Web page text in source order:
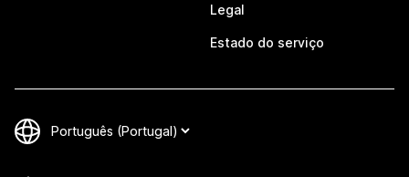
Legal
Estado do serviço